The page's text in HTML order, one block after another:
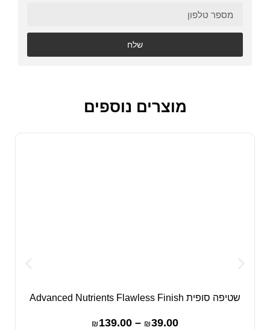
שלח
מוצרים נוספים
שטיפה סופית Advanced Nutrients Flawless Finish
₪39.00
–
₪ 139.00